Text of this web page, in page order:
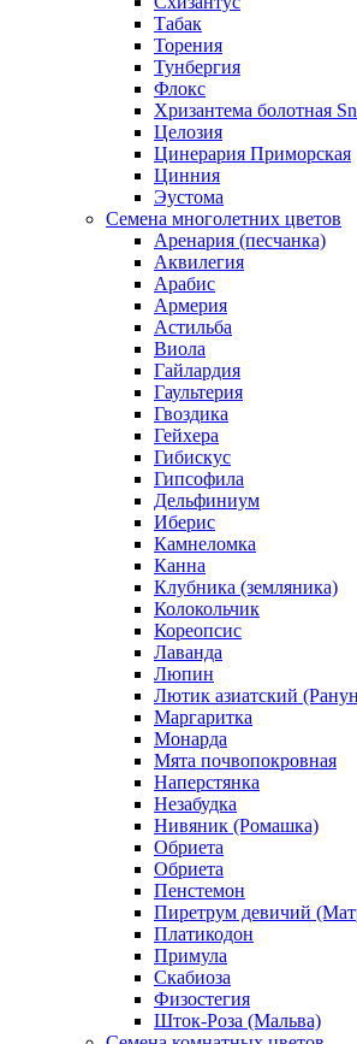
Табак
Торения
Тунбергия
Флокс
Хризантема болотная
Целозия
Цинерария Приморская
Цинния
Эустома
Семена многолетних цветов
Аренария (песчанка)
Аквилегия
Арабис
Армерия
Астильба
Виола
Гайлардия
Гаультерия
Гвоздика
Гейхера
Гибискус
Гипсофила
Дельфиниум
Иберис
Камнеломка
Канна
Клубника (земляника)
Колокольчик
Кореопсис
Лаванда
Люпин
Лютик азиатский
Маргаритка
Монарда
Мята почвопокровная
Наперстянка
Незабудка
Нивяник (Ромашка)
Обриета
Обриета
Пенстемон
Пиретрум девичий
Платикодон
Примула
Скабиоза
Физостегия
Шток-Роза (Мальва)